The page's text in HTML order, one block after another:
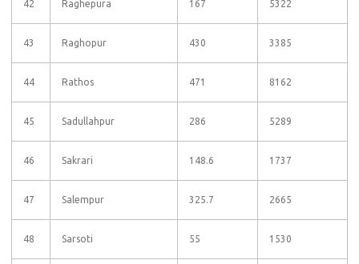
42 Raghepura 167 5322
43 Raghopur 430 3385
44 Rathos 471 8162
45 Sadullahpur 286 5289
46 Sakrari 148.6 1737
47 Salempur 325.7 2665
48 Sarsoti 55 1530